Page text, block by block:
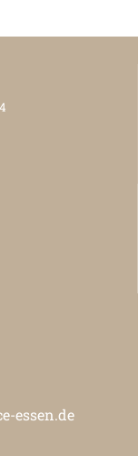
essen.de